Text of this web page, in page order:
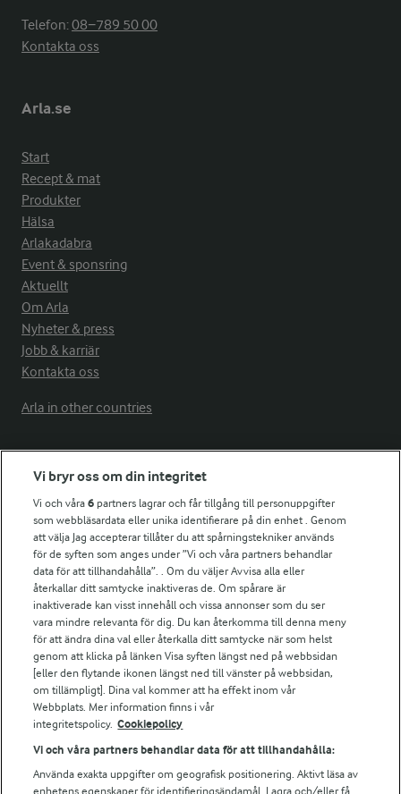
Telefon:08−789 50 00
Kontakta oss
Arla.se
Start
Recept & mat
Produkter
Hälsa
Arlakadabra
Event & sponsring
Aktuellt
Om Arla
Nyheter & press
Jobb & karriär
Kontakta oss
Arla in other countries
Fler Arlasajter
För ägare
Arlas kundportal
Arla.com
Falbygdens Ost
Arla webbshop
Bildbank
Följ oss
Vi bryr oss om din integritet
Vi och våra6 partners lagrar och får tillgång till personuppgifter
som webbläsardata eller unika identifierare på din enhet . Genom
att välja Jag accepterar tillåter du att spårningstekniker används
för de syften som anges under ”Vi och våra partners behandlar
data för att tillhandahålla”. . Om du väljer Avvisa alla eller
återkallar ditt samtycke inaktiveras de. Om spårare är
inaktiverade kan visst innehåll och vissa annonser som du ser
vara mindre relevanta för dig. Du kan återkomma till denna meny
för att ändra dina val eller återkalla ditt samtycke när som helst
genom att klicka på länken Visa syften längst ned på webbsidan
[eller den flytande ikonen längst ned till vänster på webbsidan,
om tillämpligt]. Dina val kommer att ha effekt inom vår
Webbplats. Mer information finns i vår
integritetspolicy. Cookiepolicy
Vi och våra partners behandlar data för att tillhandahålla:
Använda exakta uppgifter om geografisk positionering. Aktivt läsa av
enhetens egenskaper för identifieringsändamål. Lagra och/eller få